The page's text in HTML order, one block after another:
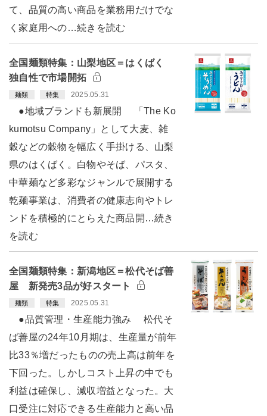
て、品質の高い商品を業務用だけでな
く家庭用への…続きを読む
全国麺類特集：山梨地区＝はくばく
独自性で市場開拓
麺類 特集 2025.05.31
●地域ブランドも新展開 「The Ko
kumotsu Company」として大麦、雑
穀などの穀物を幅広く手掛ける、山梨
県のはくばく。白物やそば、パスタ、
中華麺など多彩なジャンルで展開する
乾麺事業は、消費者の健康志向やトレ
ンドを積極的にとらえた商品開…続き
を読む
全国麺類特集：新潟地区＝松代そば善
屋 新発売3品が好スタート
麺類 特集 2025.05.31
●品質管理・生産能力強み 松代そ
ば善屋の24年10月期は、生産量が前年
比33％増だったものの売上高は前年を
下回った。しかしコスト上昇の中でも
利益は確保し、減収増益となった。大
口受注に対応できる生産能力と高い品